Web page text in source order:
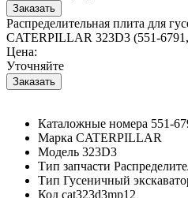
Распределительная плита для
CATERPILLAR 323D3 (551-
Цена:
Уточняйте
Каталожные номера 551-
Марка CATERPILLAR
Модель 323D3
Тип запчасти
Тип Гусеничный
Код cat323d3mp12